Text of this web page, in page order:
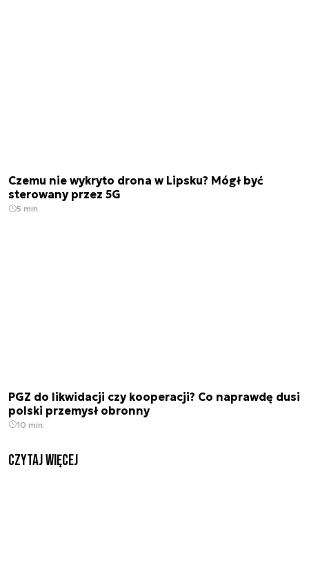
Czemu nie wykryto drona w Lipsku? Mógł być
sterowany przez 5G
5 min.
PGZ do likwidacji czy kooperacji? Co naprawdę dusi
polski przemysł obronny
10 min.
czytaj więcej